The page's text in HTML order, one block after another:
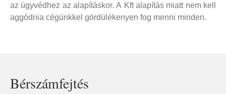
az ügyvédhez az alapításkor. A Kft alapítás miatt nem kell
aggódnia cégünkkel gördülékenyen fog menni minden.
Bérszámfejtés